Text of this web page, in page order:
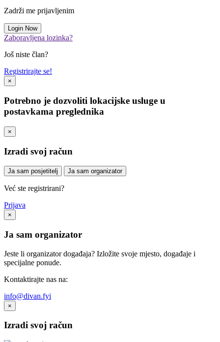
Zadrži me prijavljenim
Zaboravljena lozinka?
Još niste član?
Registrirajte se!
×
Potrebno je dozvoliti lokacijske usluge u
postavkama preglednika
×
Izradi svoj račun
Ja sam posjetitelj Ja sam organizator
Već ste registrirani?
Prijava
×
Ja sam organizator
Jeste li organizator događaja? Izložite svoje mjesto, događaje i
specijalne ponude.
Kontaktirajte nas na:
info@divan.fyi
×
Izradi svoj račun